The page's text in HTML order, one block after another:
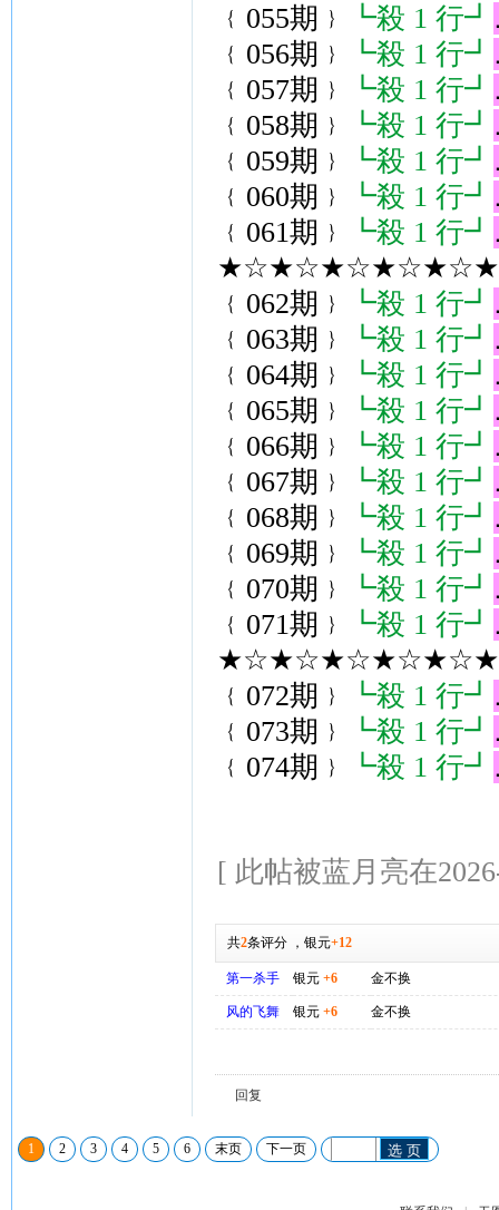
﹛055期﹜
┗殺 1 行┛
﹛056期﹜
┗殺 1 行┛
﹛057期﹜
┗殺 1 行┛
﹛058期﹜
┗殺 1 行┛
﹛059期﹜
┗殺 1 行┛
﹛060期﹜
┗殺 1 行┛
﹛061期﹜
┗殺 1 行┛
﹛062期﹜
┗殺 1 行┛
﹛063期﹜
┗殺 1 行┛
﹛064期﹜
┗殺 1 行┛
﹛065期﹜
┗殺 1 行┛
﹛066期﹜
┗殺 1 行┛
﹛067期﹜
┗殺 1 行┛
﹛068期﹜
┗殺 1 行┛
﹛069期﹜
┗殺 1 行┛
﹛070期﹜
┗殺 1 行┛
﹛071期﹜
┗殺 1 行┛
﹛072期﹜
┗殺 1 行┛
﹛073期﹜
┗殺 1 行┛
﹛074期﹜
┗殺 1 行┛
[ 此帖被蓝月亮在
共2条评分， 银元+12
第一杀手 银元 +6 金不换
风的飞舞 银元 +6 金不换
回复
1 2 3 4 5 6 末页 下一页 选 页